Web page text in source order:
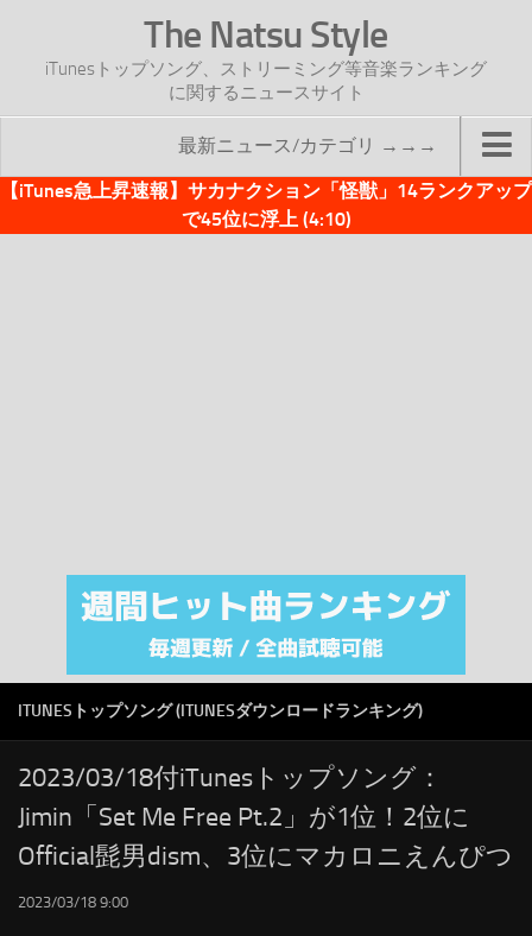
The Natsu Style
iTunesトップソング、ストリーミング等音楽ランキング
に関するニュースサイト
最新ニュース/カテゴリ →→→
TOP
注目カテゴリ
オリジナルiTunes週間トップソング
RSS
LINKS
【iTunes急上昇速報】サカナクション「怪獣」14ランクアップ
で45位に浮上 (4:10)
ITUNESトップソング (ITUNESダウンロードランキング)
2023/03/18付iTunesトップソング：
Jimin「Set Me Free Pt.2」が1位！2位に
Official髭男dism、3位にマカロニえんぴつ
2023/03/18 9:00